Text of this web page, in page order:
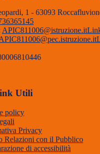
1 - 63093
APIC811006@istruzione.it
Utili
policy
Privacy
Relazioni con il Pubblico
di accessibilità